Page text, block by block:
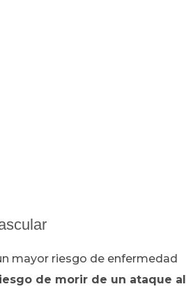
mayor riesgo de enfermedad
de morir de un ataque al